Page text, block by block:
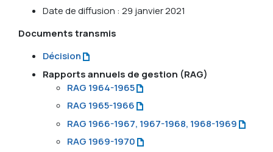
Date de diffusion : 29 janvier 2021
Documents transmis
Décision
Rapports annuels de gestion (RAG)
RAG 1964-1965
RAG 1965-1966
RAG 1966-1967, 1967-1968, 1968-1969
RAG 1969-1970